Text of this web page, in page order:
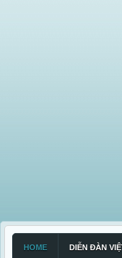
HOME DIỄN ĐÀN